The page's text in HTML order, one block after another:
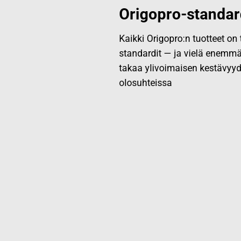
Origopro-
Kaikki Origopro:n tuotteet
standardit — ja vielä
takaa ylivoimaisen
olosuhteissa